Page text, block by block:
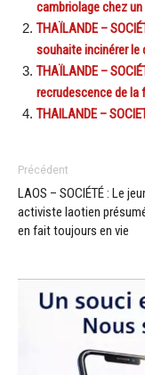
cambriolage chez
THAÏLANDE –
souhaite incinérer le
THAÏLANDE –
recrudescence de la
THAILANDE –
Précédent
LAOS – SOCIÉTÉ : Le
activiste laotien
en fait toujours en vie